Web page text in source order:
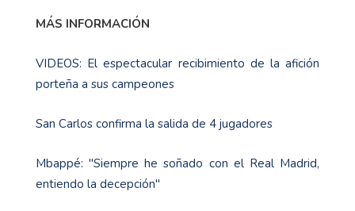
MÁS INFORMACIÓN
VIDEOS: El espectacular recibimiento de la afición
porteña a sus campeones
San Carlos confirma la salida de 4 jugadores
Mbappé: "Siempre he soñado con el Real Madrid,
entiendo la decepción"